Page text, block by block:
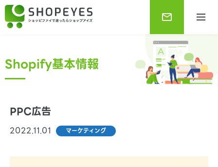
Shopify基本情報
PPC広告
2022.11.01 マーケティング
Shopifyに関する最新で役に立つ情報をお知らせしま